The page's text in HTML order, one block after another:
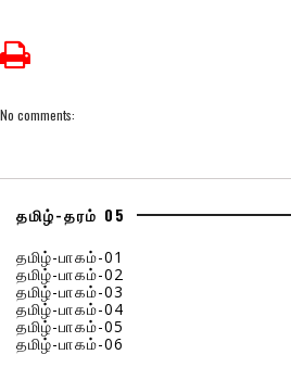
No comments:
தமிழ்-தரம் 05
தமிழ்-பாகம்-01
தமிழ்-பாகம்-02
தமிழ்-பாகம்-03
தமிழ்-பாகம்-04
தமிழ்-பாகம்-05
தமிழ்-பாகம்-06